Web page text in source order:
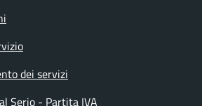
dei servizi
Serio - Partita IVA